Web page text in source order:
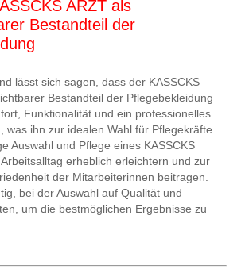
ARZT als
Bestandteil der
lässt sich sagen, dass der KASSCKS
Bestandteil der Pflegebekleidung
Funktionalität und ein professionelles
was ihn zur idealen Wahl für Pflegekräfte
Auswahl und Pflege eines KASSCKS
erheblich erleichtern und zur
der Mitarbeiterinnen beitragen.
bei der Auswahl auf Qualität und
um die bestmöglichen Ergebnisse zu